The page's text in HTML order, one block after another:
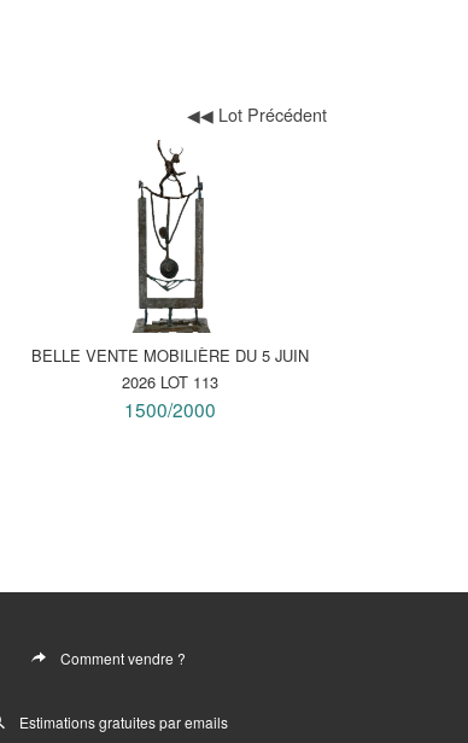
◀◀ Lot Précédent
BELLE VENTE MOBILIÈRE DU 5 JUIN
2026 LOT 113
1500/2000
Comment vendre ?
Estimations gratuites par emails